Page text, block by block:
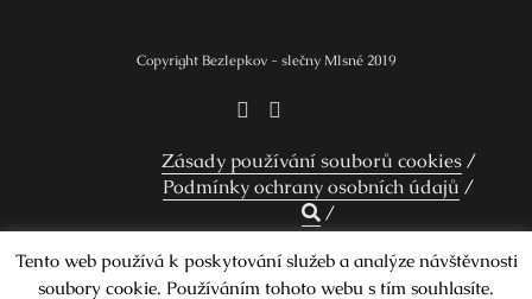
Copyright Bezlepkov - slečny Mlsné 2019
Zásady používání souborů cookies
Podmínky ochrany osobních údajů
Tento web používá k poskytování služeb a analýze návštěvnosti
soubory cookie. Používáním tohoto webu s tím souhlasíte.